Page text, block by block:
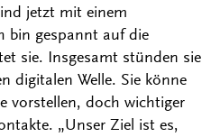
jetzt mit einem
bin gespannt auf die
sie. Insgesamt stünden sie
digitalen Welle. Sie könne
vorstellen, doch wichtiger
„Unser Ziel ist es,